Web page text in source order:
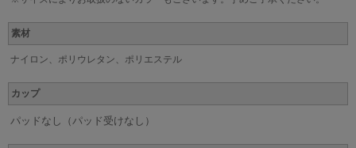
素材
ナイロン、ポリウレタン、ポリエステル
カップ
パッドなし（パッド受けなし）